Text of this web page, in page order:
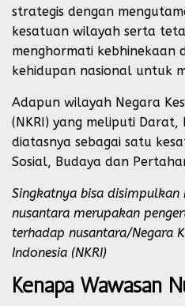
strategis dengan
kesatuan wilayah serta
menghormati kebhinekaan
kehidupan nasional untuk
Adapun wilayah Negara
(NKRI) yang meliputi Darat,
diatasnya sebagai satu
Sosial, Budaya dan
Singkatnya bisa disimpulkan
nusantara merupakan
terhadap nusantara/Negara
Indonesia (NKRI)
Kenapa Wawasan